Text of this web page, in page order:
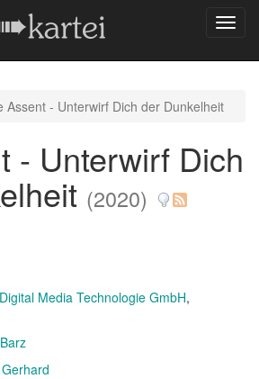
Assent - Unterwirf Dich der Dunkelheit
- Unterwirf Dich
(2020)
Media Technologie GmbH,